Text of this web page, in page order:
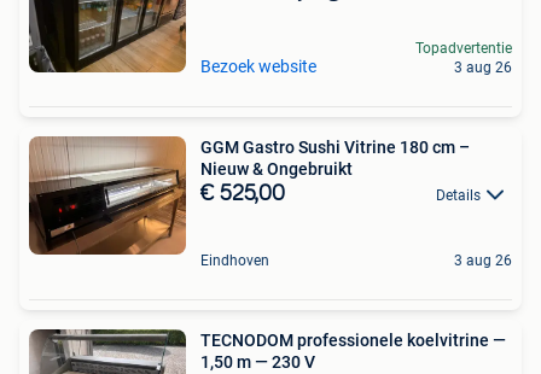
Bezoek website
Topadvertentie
3 aug 26
GGM Gastro Sushi Vitrine 180 cm –
Nieuw & Ongebruikt
€ 525,00 Details
Eindhoven 3 aug 26
TECNODOM professionele koelvitrine —
1,50 m — 230 V